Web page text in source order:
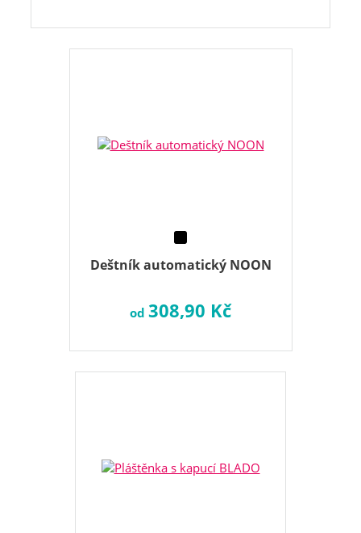
Deštník automatický NOON
od 308,90 Kč